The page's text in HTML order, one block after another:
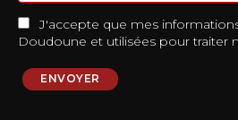
J'accepte que mes
Doudoune et utilisées pour traiter